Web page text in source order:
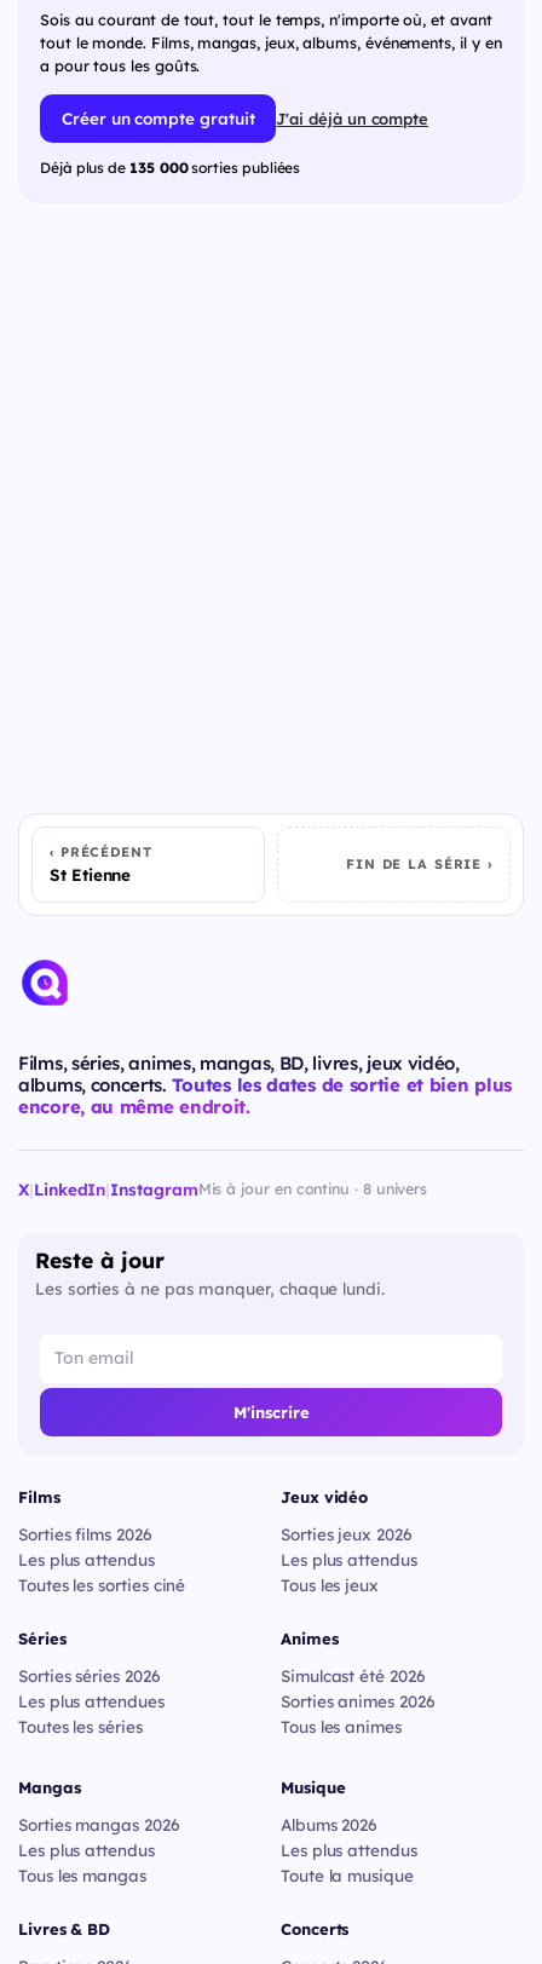
Sois au courant de tout, tout le temps, n'importe où, et avant
tout le monde. Films, mangas, jeux, albums, événements, il y en
a pour tous les goûts.
Créer un compte gratuit J'ai déjà un compte
Déjà plus de 135 000sorties publiées
PRÉCÉDENT
St Etienne FIN DE LA SÉRIE
Films, séries, animes, mangas, BD, livres, jeux vidéo,
albums, concerts. Toutes les dates de sortie et bien plus
encore, au même endroit.
X|LinkedIn|InstagramMis à jour en continu · 8 univers
Reste à jour
Les sorties à ne pas manquer, chaque lundi.
M'inscrire
Films
Sorties films 2026
Les plus attendus
Toutes les sorties ciné
Séries
Sorties séries 2026
Les plus attendues
Toutes les séries
Jeux vidéo
Sorties jeux 2026
Les plus attendus
Tous les jeux
Animes
Simulcast été 2026
Sorties animes 2026
Tous les animes
Mangas
Sorties mangas 2026
Les plus attendus
Tous les mangas
Livres & BD
Musique
Albums 2026
Les plus attendus
Toute la musique
Concerts